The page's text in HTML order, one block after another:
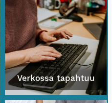
Verkossa tapahtuu